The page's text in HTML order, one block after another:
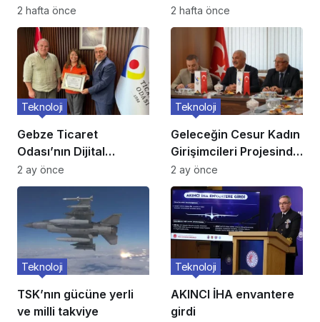
2 hafta önce 2 hafta önce
Gebze Ticaret
Odası’nın Dijital
Dönüşüm Projesi
Tamamlandı
Teknoloji
2 ay önce
Geleceğin Cesur Kadın
Girişimcileri Projesinde
Jüri Değerlendirmesi
Tamamlandı
Teknoloji
2 ay önce
TSK’nın gücüne yerli
ve milli takviye
Teknoloji
AKINCI İHA envantere
girdi
Teknoloji